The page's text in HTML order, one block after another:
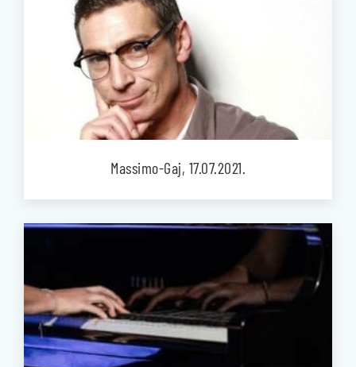
Massimo-Gaj, 17.07.2021.